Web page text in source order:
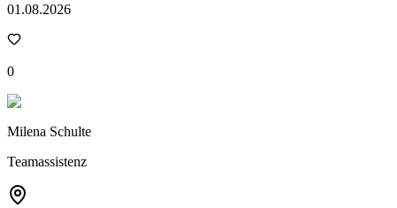
01.08.2026
0
Milena Schulte
Teamassistenz